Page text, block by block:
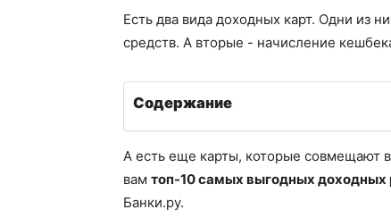
Есть два вида доходных карт. Одни из
средств. А вторые - начисление
Содержание
А есть еще карты, которые совмещают
вам топ-10 самых выгодных доходных
Банки.ру.